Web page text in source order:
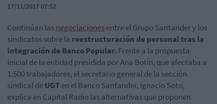
17/11/2017 07:52
Continúan lasnegociacionesentre el Grupo Santander y los
sindicatos sobre la reestructuración de personal tras la
integración de Banco Popular. Frente a la propuesta
inicial de la entidad presidida por Ana Botín, que afectaba a
1.500 trabajadores, el secretario general de la sección
sindical deUGTen el Banco Santander, Ignacio Soto,
explica en Capital Radio las alternativas que proponen.